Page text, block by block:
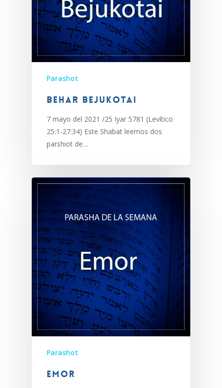
Parashot
Behar Bejukotai
7 mayo del 2021 /25 Iyar 5781 (Levítico
25:1-27:34) Este Shabat leemos dos
parshiot de…
Parashot
Emor